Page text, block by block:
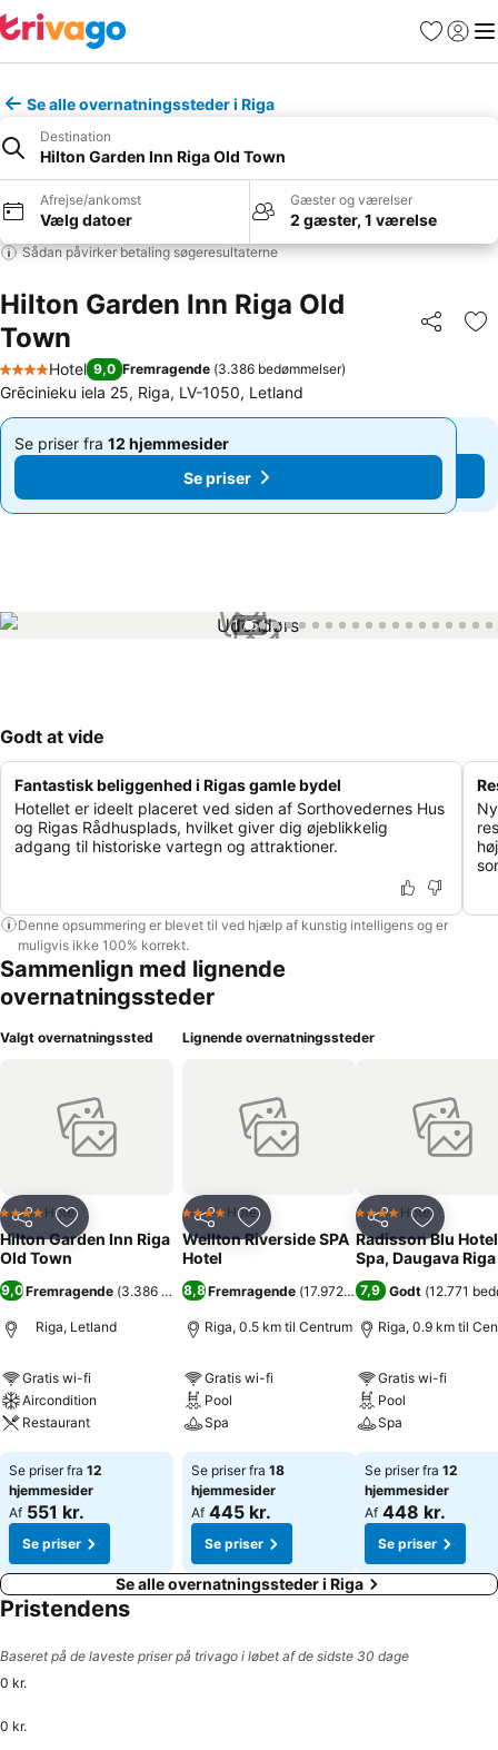
Favoritter
Log ind
Se alle overnatningssteder i Riga
Destination
Hilton Garden Inn Riga Old Town
Afrejse/ankomst
Vælg datoer
Gæster og værelser
2 gæster, 1 værelse
Sådan påvirker betaling søgeresultaterne
Hilton Garden Inn Riga Old
Town
Del
4 Stjerner
Hotel 9,0 Fremragende (3.386 bedømmelser)
Grēcinieku iela 25, Riga, LV-1050, Letland
Se priser fra 12 hjemmesider
Af
Se priser
Se priser fra 12 hjemmesider
Af
551 kr. Se priser
1 / 54
Godt at vide
Fantastisk beliggenhed i Rigas gamle bydel
Hotellet er ideelt placeret ved siden af Sorthovedernes Hus
og Rigas Rådhusplads, hvilket giver dig øjeblikkelig
adgang til historiske vartegn og attraktioner.
Denne opsummering er blevet til ved hjælp af kunstig intelligens og er
muligvis ikke 100% korrekt.
Sammenlign med lignende
overnatningssteder
Valgt overnatningssted
Del Føj til favoritter
4 StjernerHotel
Hilton Garden Inn Riga
Old Town
9,0Fremragende (3.386 bedømmelser)
Riga, Letland
Gratis wi-fi
Aircondition
Restaurant
Se priser
Se priser fra 12
hjemmesider
Af 551 kr.
Se priser
Lignende overnatningssteder
Del Føj til favoritter
4 StjernerHotel
Wellton Riverside SPA
Hotel
8,8Fremragende (17.972 bedømmelser)
Riga, 0.5 km til Centrum
Gratis wi-fi
Pool
Spa
Se priser
Se priser fra 18
hjemmesider
Af 445 kr.
Se priser
Del Føj til
4 StjernerHotel
Radisson Blu
Spa, Daugava Riga
7,9 Godt (12.771
Riga, 0.9 km til
Gratis wi-fi
Pool
Spa
Se priser
Se priser fra 12
hjemmesider
Af 448 kr.
Se priser
Se alle overnatningssteder i Riga
Pristendens
Baseret på de laveste priser på trivago i løbet af de sidste 30 dage
0 kr.
0 kr.